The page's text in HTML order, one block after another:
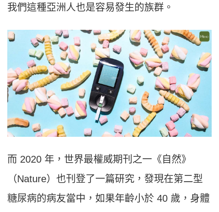
我們這種亞洲人也是容易發生的族群。
而 2020 年，世界最權威期刊之一《自然》
（Nature）也刊登了一篇研究，發現在第二型
糖尿病的病友當中，如果年齡小於 40 歲，身體